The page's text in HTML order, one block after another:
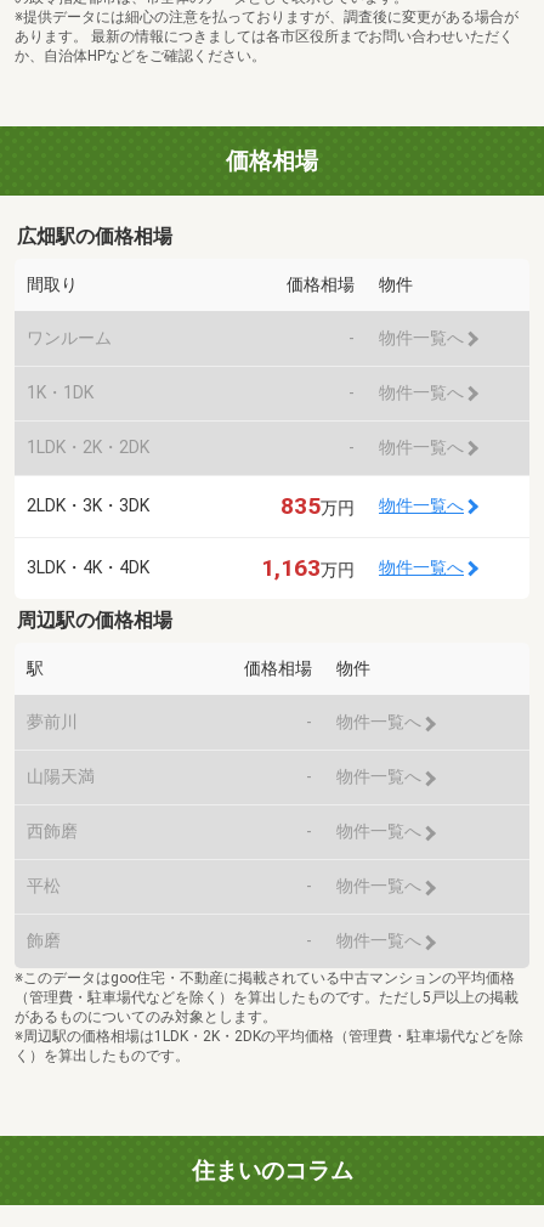
※提供データには細心の注意を払っておりますが、調査後に変更がある場合が
あります。 最新の情報につきましては各市区役所までお問い合わせいただく
か、自治体HPなどをご確認ください。
価格相場
広畑駅の価格相場
間取り 価格相場 物件
ワンルーム - 物件一覧へ
1K・1DK - 物件一覧へ
1LDK・2K・2DK - 物件一覧へ
2LDK・3K・3DK 835万円 物件一覧へ
3LDK・4K・4DK 1,163万円 物件一覧へ
周辺駅の価格相場
駅 価格相場 物件
夢前川 - 物件一覧へ
山陽天満 - 物件一覧へ
西飾磨 - 物件一覧へ
平松 - 物件一覧へ
飾磨 - 物件一覧へ
※このデータはgoo住宅・不動産に掲載されている中古マンションの平均価格
（管理費・駐車場代などを除く）を算出したものです。ただし5戸以上の掲載
があるものについてのみ対象とします。
※周辺駅の価格相場は1LDK・2K・2DKの平均価格（管理費・駐車場代などを除
く）を算出したものです。
住まいのコラム